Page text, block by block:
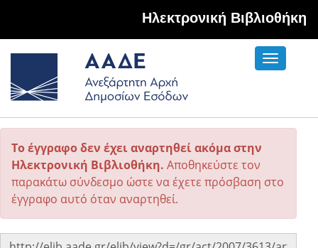
Hλεκτρονική Βιβλιοθήκη
Toggle
Το έγγραφο δεν έχει αναρτηθεί ακόμα στην
Ηλεκτρονική Βιβλιοθήκη. Αποθηκεύστε τον
παρακάτω σύνδεσμο ώστε να έχετε πρόσβαση στο
έγγραφο αυτό όταν αναρτηθεί.